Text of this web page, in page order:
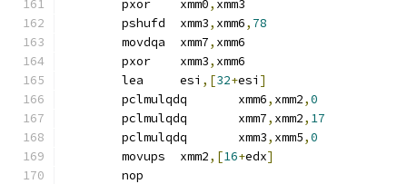
	pxor	xmm0
, xmm3
	pshufd	xmm3
, xmm6, 78
	movdqa	xmm7
, xmm6
	pxor	xmm3
, xmm6
	lea	esi
,[32+esi ]
	pclmulqdq	xmm6
, xmm2,0
	pclmulqdq	xmm7
, xmm2, 17
	pclmulqdq	xmm3
, xmm5,0
	movups	xmm2
,[16+edx]
	nop